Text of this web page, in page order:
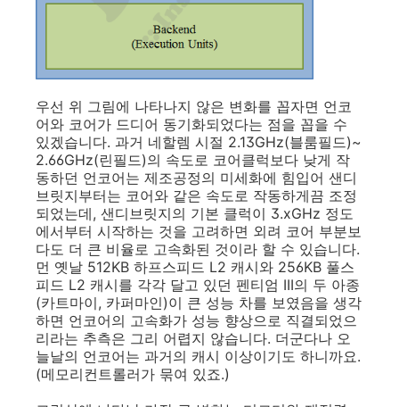
우선 위 그림에 나타나지 않은 변화를 꼽자면 언코
어와 코어가 드디어 동기화되었다는 점을 꼽을 수
있겠습니다. 과거 네할렘 시절 2.13GHz(블룸필드)~
2.66GHz(린필드)의 속도로 코어클럭보다 낮게 작
동하던 언코어는 제조공정의 미세화에 힘입어 샌디
브릿지부터는 코어와 같은 속도로 작동하게끔 조정
되었는데, 샌디브릿지의 기본 클럭이 3.xGHz 정도
에서부터 시작하는 것을 고려하면 외려 코어 부분보
다도 더 큰 비율로 고속화된 것이라 할 수 있습니다.
먼 옛날 512KB 하프스피드 L2 캐시와 256KB 풀스
피드 L2 캐시를 각각 달고 있던 펜티엄 III의 두 아종
(카트마이, 카퍼마인)이 큰 성능 차를 보였음을 생각
하면 언코어의 고속화가 성능 향상으로 직결되었으
리라는 추측은 그리 어렵지 않습니다. 더군다나 오
늘날의 언코어는 과거의 캐시 이상이기도 하니까요.
(메모리컨트롤러가 묶여 있죠.)